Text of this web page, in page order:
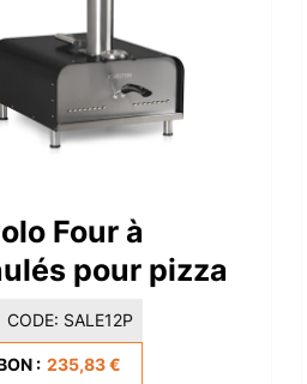
Four à
pour pizza
CODE: SALE12P
: 235,83 €